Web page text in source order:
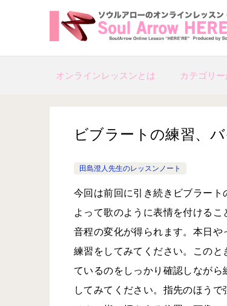
オンラインレッスンとは カテゴリ
ビブラートの練習、
田島澄人先生のレッスンノート
今回は前回に引き続きビブラー
よって歌のように表情を付ける
音程の変化が得られます。本日
練習をしてみてください。この
ているのをしっかり確認しなが
してみてください。指先のほう